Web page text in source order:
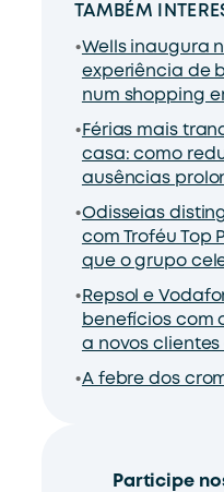
TAMBÉM
Wells inaugura
experiência de
num shopping
Férias mais
casa: como
ausências
Odisseias
com Troféu Top
que o grupo
Repsol e
benefícios com
a novos
A febre dos
Participe